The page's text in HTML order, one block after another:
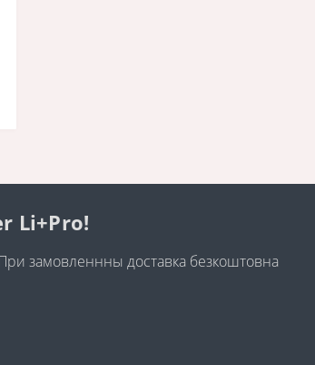
Li+Pro!
замовленнны доставка безкоштовна